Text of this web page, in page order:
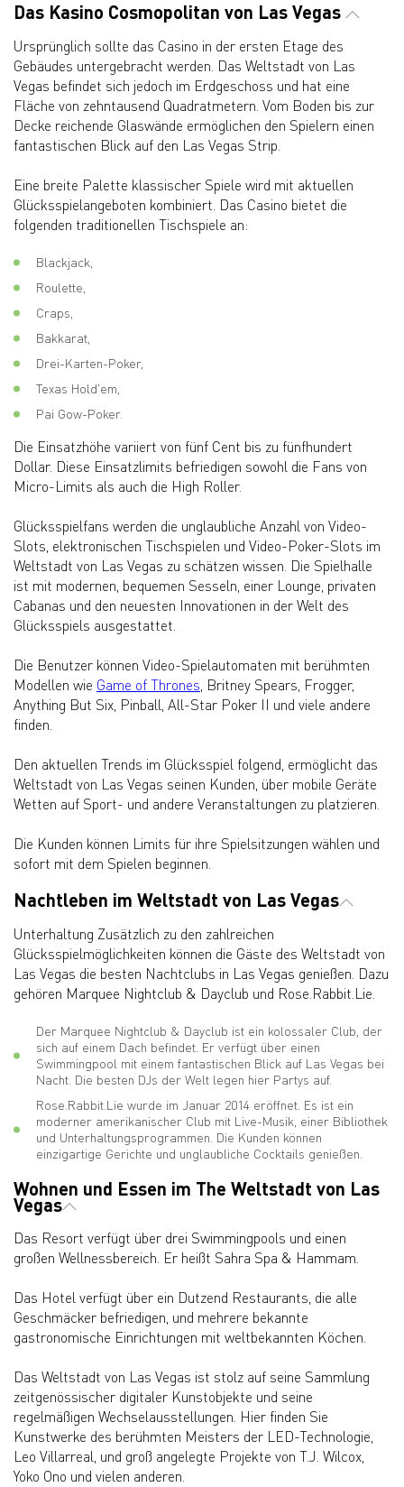
Das Kasino Cosmopolitan von Las Vegas
Ursprünglich sollte das Casino in der ersten Etage des
Gebäudes untergebracht werden. Das Weltstadt von Las
Vegas befindet sich jedoch im Erdgeschoss und hat eine
Fläche von zehntausend Quadratmetern. Vom Boden bis zur
Decke reichende Glaswände ermöglichen den Spielern einen
fantastischen Blick auf den Las Vegas Strip.
Eine breite Palette klassischer Spiele wird mit aktuellen
Glücksspielangeboten kombiniert. Das Casino bietet die
folgenden traditionellen Tischspiele an:
Blackjack,
Roulette,
Craps,
Bakkarat,
Drei-Karten-Poker,
Texas Hold'em,
Pai Gow-Poker.
Die Einsatzhöhe variiert von fünf Cent bis zu fünfhundert
Dollar. Diese Einsatzlimits befriedigen sowohl die Fans von
Micro-Limits als auch die High Roller.
Glücksspielfans werden die unglaubliche Anzahl von Video-
Slots, elektronischen Tischspielen und Video-Poker-Slots im
Weltstadt von Las Vegas zu schätzen wissen. Die Spielhalle
ist mit modernen, bequemen Sesseln, einer Lounge, privaten
Cabanas und den neuesten Innovationen in der Welt des
Glücksspiels ausgestattet.
Die Benutzer können Video-Spielautomaten mit berühmten
Modellen wie Game of Thrones , Britney Spears, Frogger,
Anything But Six, Pinball, All-Star Poker II und viele andere
finden.
Den aktuellen Trends im Glücksspiel folgend, ermöglicht das
Weltstadt von Las Vegas seinen Kunden, über mobile Geräte
Wetten auf Sport- und andere Veranstaltungen zu platzieren.
Die Kunden können Limits für ihre Spielsitzungen wählen und
sofort mit dem Spielen beginnen.
Nachtleben im Weltstadt von Las Vegas
Unterhaltung Zusätzlich zu den zahlreichen
Glücksspielmöglichkeiten können die Gäste des Weltstadt von
Las Vegas die besten Nachtclubs in Las Vegas genießen. Dazu
gehören Marquee Nightclub & Dayclub und Rose.Rabbit.Lie.
Der Marquee Nightclub & Dayclub ist ein kolossaler Club, der
sich auf einem Dach befindet. Er verfügt über einen
Swimmingpool mit einem fantastischen Blick auf Las Vegas bei
Nacht. Die besten DJs der Welt legen hier Partys auf.
Rose.Rabbit.Lie wurde im Januar 2014 eröffnet. Es ist ein
moderner amerikanischer Club mit Live-Musik, einer Bibliothek
und Unterhaltungsprogrammen. Die Kunden können
einzigartige Gerichte und unglaubliche Cocktails genießen.
Wohnen und Essen im The Weltstadt von Las
Vegas
Das Resort verfügt über drei Swimmingpools und einen
großen Wellnessbereich. Er heißt Sahra Spa & Hammam.
Das Hotel verfügt über ein Dutzend Restaurants, die alle
Geschmäcker befriedigen, und mehrere bekannte
gastronomische Einrichtungen mit weltbekannten Köchen.
Das Weltstadt von Las Vegas ist stolz auf seine Sammlung
zeitgenössischer digitaler Kunstobjekte und seine
regelmäßigen Wechselausstellungen. Hier finden Sie
Kunstwerke des berühmten Meisters der LED-Technologie,
Leo Villarreal, und groß angelegte Projekte von T.J. Wilcox,
Yoko Ono und vielen anderen.